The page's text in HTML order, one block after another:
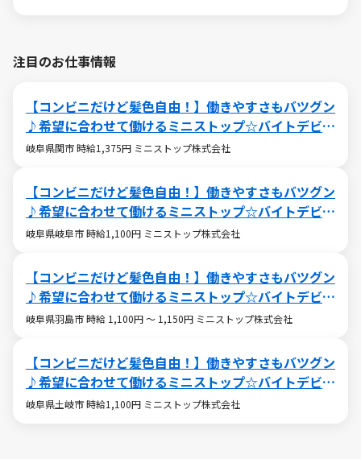
注目のお仕事情報
【コンビニだけど髪色自由！】働きやすさもバツグン
♪希望に合わせて働けるミニストップ☆バイトデビュ
ーも大歓迎です！☆
岐阜県関市 時給1,375円 ミニストップ株式会社
【コンビニだけど髪色自由！】働きやすさもバツグン
♪希望に合わせて働けるミニストップ☆バイトデビュ
ーも大歓迎です！☆
岐阜県岐阜市 時給1,100円 ミニストップ株式会社
【コンビニだけど髪色自由！】働きやすさもバツグン
♪希望に合わせて働けるミニストップ☆バイトデビュ
ーも大歓迎です！☆
岐阜県羽島市 時給 1,100円 ～ 1,150円 ミニストップ株式会社
【コンビニだけど髪色自由！】働きやすさもバツグン
♪希望に合わせて働けるミニストップ☆バイトデビュ
ーも大歓迎です！☆
岐阜県土岐市 時給1,100円 ミニストップ株式会社